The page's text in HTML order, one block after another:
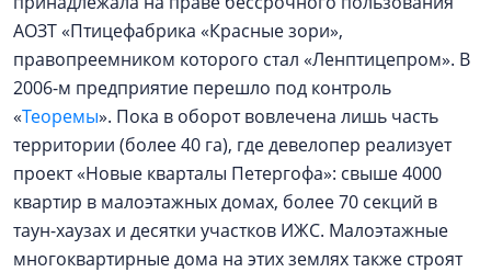
АОЗТ «Птицефабрика «Красные зори»,
правопреемником которого стал «Ленптицепром». В
2006-м предприятие перешло под контроль
«Теоремы». Пока в оборот вовлечена лишь часть
территории (более 40 га), где девелопер реализует
проект «Новые кварталы Петергофа»: свыше 4000
квартир в малоэтажных домах, более 70 секций в
таун-хаузах и десятки участков ИЖС. Малоэтажные
многоквартирные дома на этих землях также строят